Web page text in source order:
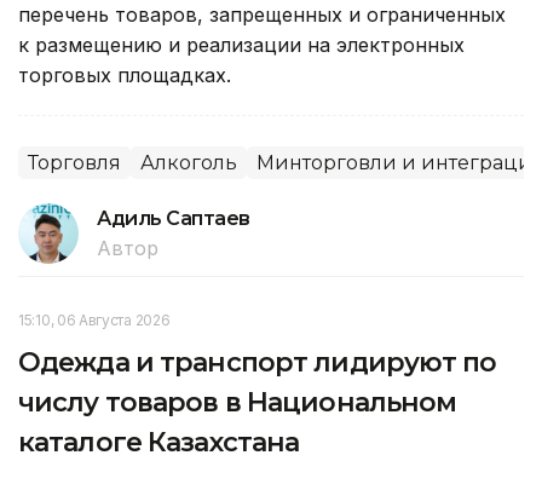
перечень товаров, запрещенных и ограниченных
к размещению и реализации на электронных
торговых площадках.
Торговля Алкоголь Минторговли и
Адиль Саптаев
Автор
15:10, 06 Августа 2026
Одежда и транспорт лидируют по
числу товаров в Национальном
каталоге Казахстана